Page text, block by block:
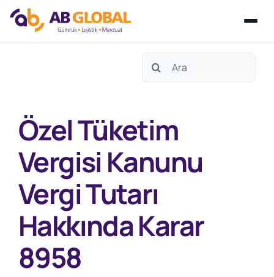
Search
Özel Tüketim
Vergisi Kanunu
Vergi Tutarı
Hakkında Karar
8958